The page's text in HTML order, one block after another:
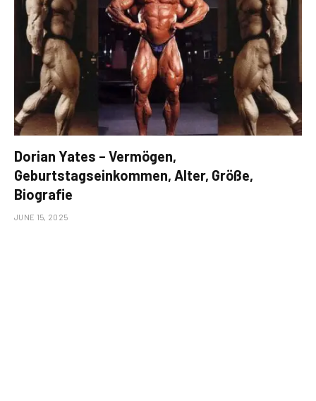
Dorian Yates – Vermögen,
Geburtstagseinkommen, Alter, Größe,
Biografie
JUNE 15, 2025